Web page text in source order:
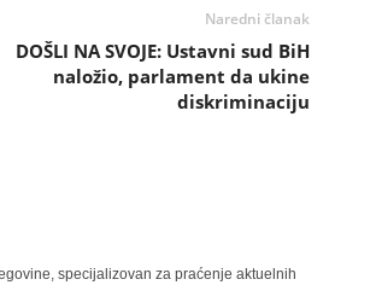
Naredni članak
DOŠLI NA SVOJE: Ustavni sud BiH
naložio, parlament da ukine
diskriminaciju
specijalizovan za praćenje aktuelnih